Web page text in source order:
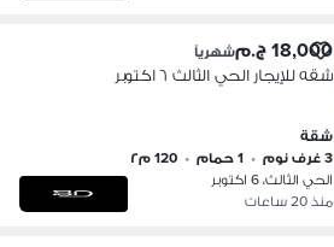
18,000 ج.م شهرياً
شقه للإيجار الحي الثالث ٦ اكتوبر
شقة
3 غرف نوم
• 1 حمام • 120 م٢
الحي الثالث، 6 اكتوبر
منذ 20 ساعات